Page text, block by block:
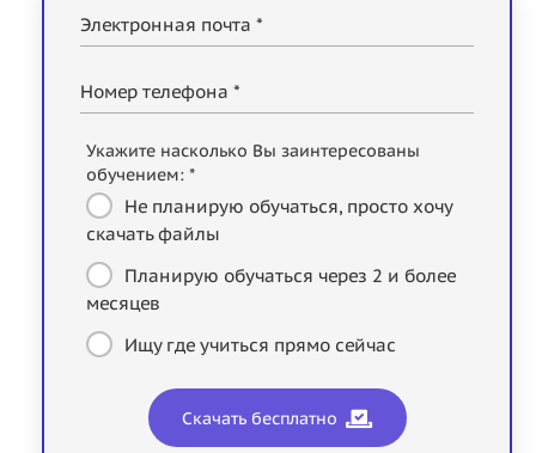
Электронная почта *
Номер телефона *
Укажите насколько Вы заинтересованы
обучением: *
Не планирую обучаться, просто хочу
скачать файлы
Планирую обучаться через 2 и более
месяцев
Ищу где учиться прямо сейчас
Скачать бесплатно